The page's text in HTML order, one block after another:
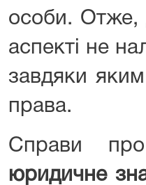
особи. Отже,
аспекті не
завдяки яким
права.
Справи
юридичне